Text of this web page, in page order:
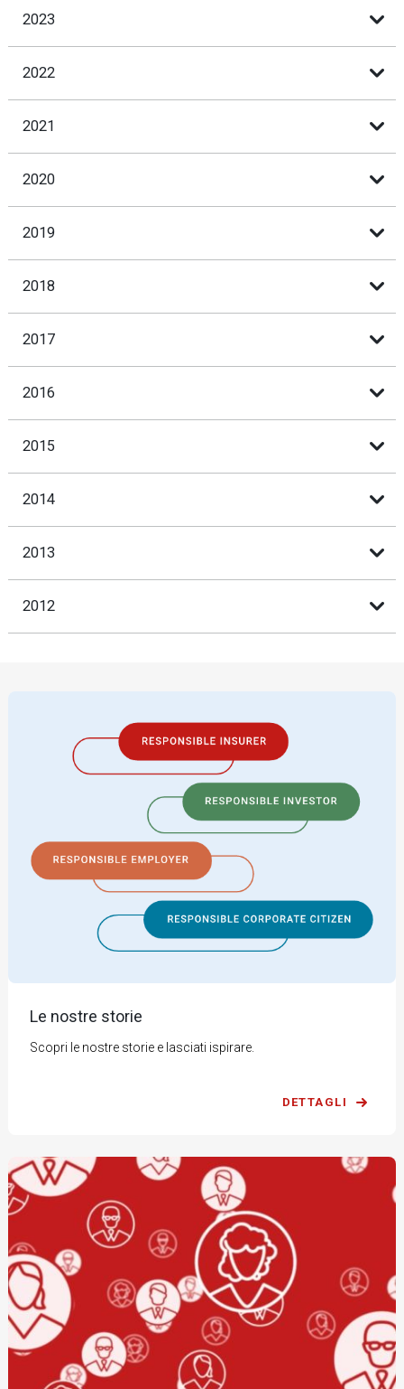
2023
2022
2021
2020
2019
2018
2017
2016
2015
2014
2013
2012
Le nostre storie
Scopri le nostre storie e lasciati ispirare.
DETTAGLI